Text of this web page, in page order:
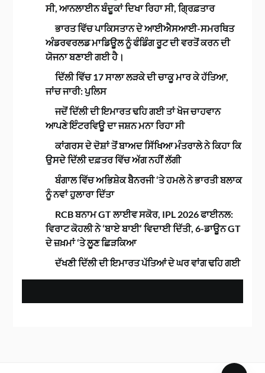
ਸੀ, ਆਨਲਾਈਨ ਬੰਦੂਕਾਂ ਦਿਖਾ ਰਿਹਾ ਸੀ, ਗ੍ਰਿਫ਼ਤਾਰ
ਭਾਰਤ ਵਿੱਚ ਪਾਕਿਸਤਾਨ ਦੇ ਆਈਐਸਆਈ-ਸਮਰਥਿਤ
ਅੰਡਰਵਰਲਡ ਮਾਡਿਊਲ ਨੂੰ ਫੰਡਿੰਗ ਰੂਟ ਦੀ ਵਰਤੋਂ ਕਰਨ ਦੀ
ਯੋਜਨਾ ਬਣਾਈ ਗਈ ਹੈ।
ਦਿੱਲੀ ਵਿੱਚ 17 ਸਾਲਾ ਲੜਕੇ ਦੀ ਚਾਕੂ ਮਾਰ ਕੇ ਹੱਤਿਆ,
ਜਾਂਚ ਜਾਰੀ: ਪੁਲਿਸ
ਜਦੋਂ ਦਿੱਲੀ ਦੀ ਇਮਾਰਤ ਢਹਿ ਗਈ ਤਾਂ ਖੋਜ ਚਾਹਵਾਨ
ਆਪਣੇ ਇੰਟਰਵਿਊ ਦਾ ਜਸ਼ਨ ਮਨਾ ਰਿਹਾ ਸੀ
ਕਾਂਗਰਸ ਦੇ ਦੋਸ਼ਾਂ ਤੋਂ ਬਾਅਦ ਸਿੱਖਿਆ ਮੰਤਰਾਲੇ ਨੇ ਕਿਹਾ ਕਿ
ਉਸਦੇ ਦਿੱਲੀ ਦਫ਼ਤਰ ਵਿੱਚ ਅੱਗ ਨਹੀਂ ਲੱਗੀ
ਬੰਗਾਲ ਵਿੱਚ ਅਭਿਸ਼ੇਕ ਬੈਨਰਜੀ ‘ਤੇ ਹਮਲੇ ਨੇ ਭਾਰਤੀ ਬਲਾਕ
ਨੂੰ ਨਵਾਂ ਹੁਲਾਰਾ ਦਿੱਤਾ
RCB ਬਨਾਮ GT ਲਾਈਵ ਸਕੋਰ, IPL 2026 ਫਾਈਨਲ:
ਵਿਰਾਟ ਕੋਹਲੀ ਨੇ ‘ਬਾਏ ਬਾਈ’ ਵਿਦਾਈ ਦਿੱਤੀ, 6-ਡਾਊਨ GT
ਦੇ ਜ਼ਖ਼ਮਾਂ ‘ਤੇ ਲੂਣ ਛਿੜਕਿਆ
ਦੱਖਣੀ ਦਿੱਲੀ ਦੀ ਇਮਾਰਤ ਪੱਤਿਆਂ ਦੇ ਘਰ ਵਾਂਗ ਢਹਿ ਗਈ